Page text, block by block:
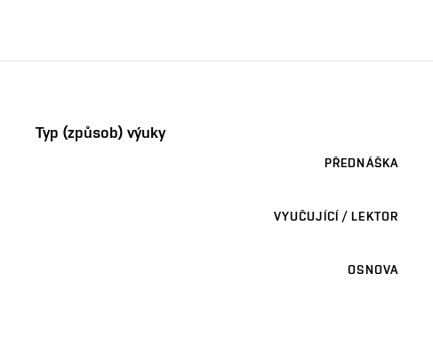
Typ (způsob) výuky
PŘEDNÁŠKA
VYUČUJÍCÍ / LEKTOR
OSNOVA